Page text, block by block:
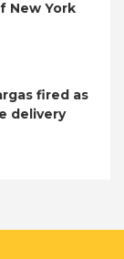
New York
fired as
delivery